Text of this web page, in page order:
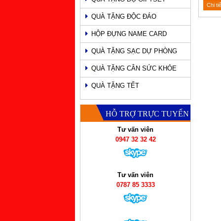
Chi
QUÀ TẶNG ĐỘC ĐÁO
HỘP ĐỰNG NAME CARD
QUÀ TẶNG SẠC DỰ PHÒNG
QUÀ TẶNG CÂN SỨC KHỎE
QUÀ TẶNG TẾT
HỖ TRỢ TRỰC TUYẾN
Tư vấn viên
0947 32 32 42
Tư vấn viên
0787 85 3333